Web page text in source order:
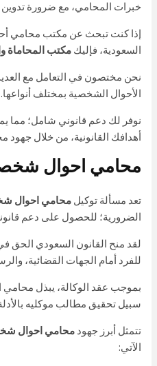
خبرات المحامي، مع ضرورة تدوين
إذا كنت تبحث عن مكتب محامي
السعودية، فإليكمكتب المحاماة
نحن مختصون في التعامل مع
الأحوال الشخصية بمختلف أنواعها.
نوفر لك دعم قانوني شامل؛ مما
أهدافك القانونية، من خلال جهود
محامي احوال
تعد مسألة توكيلمحامي احوال
الضرورية؛ للحصول على دعم
لقد منح القانون السعودي الحق
للفرد أمام الجهات القضائية،
بموجب عقد الوكالة، يبذل
سبيل تحقيق مطالب موكليه
تتمثل أبرز جهودمحامي احوال
الآتي: